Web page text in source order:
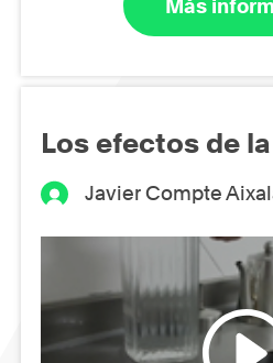
Más
Los efectos de
Javier Compte